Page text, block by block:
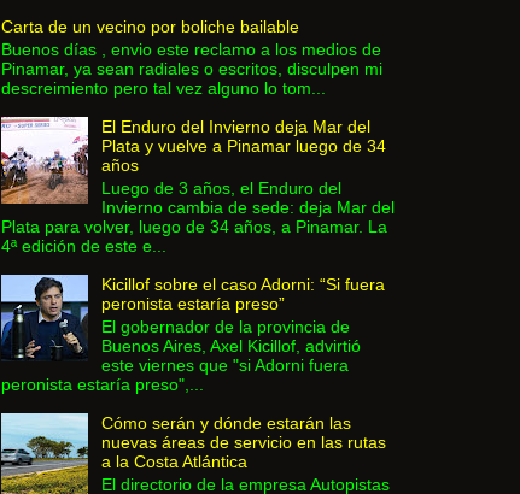
Carta de un vecino por boliche bailable
Buenos días , envio este reclamo a los medios de
Pinamar, ya sean radiales o escritos, disculpen mi
descreimiento pero tal vez alguno lo tom...
El Enduro del Invierno deja Mar del
Plata y vuelve a Pinamar luego de 34
años
Luego de 3 años, el Enduro del
Invierno cambia de sede: deja Mar del
Plata para volver, luego de 34 años, a Pinamar. La
4ª edición de este e...
Kicillof sobre el caso Adorni: “Si fuera
peronista estaría preso”
El gobernador de la provincia de
Buenos Aires, Axel Kicillof, advirtió
este viernes que "si Adorni fuera
peronista estaría preso",...
Cómo serán y dónde estarán las
nuevas áreas de servicio en las rutas
a la Costa Atlántica
El directorio de la empresa Autopistas